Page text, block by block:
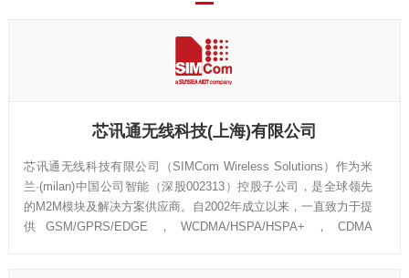
芯讯通无线科技(上海)有限公司
芯讯通无线科技有限公司（SIMCom Wireless Solutions）作为米
兰·(milan)中国公司智能（深股002313）控股子公司，是全球领先
的M2M模块及解决方案供应商。自2002年成立以来，一直致力于提
供GSM/GPRS/EDGE，WCDMA/HSPA/HSPA+，CDMA